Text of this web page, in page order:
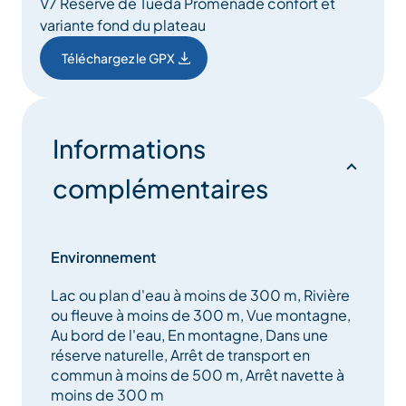
variante fond du plateau
Téléchargez le GPX
Informations
complémentaires
Environnement
Lac ou plan d'eau à moins de 300 m, Rivière
ou fleuve à moins de 300 m, Vue montagne,
Au bord de l'eau, En montagne, Dans une
réserve naturelle, Arrêt de transport en
commun à moins de 500 m, Arrêt navette à
moins de 300 m